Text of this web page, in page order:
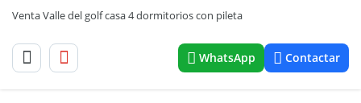
Venta Valle del golf casa 4 dormitorios con pileta
WhatsApp Contactar